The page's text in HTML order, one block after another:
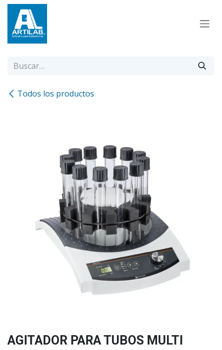
Ir al contenido
Todos los productos
AGITADOR PARA TUBOS MULTI